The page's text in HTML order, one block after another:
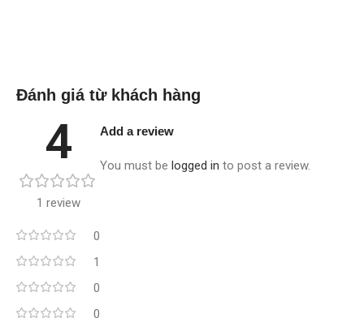
Đánh giá từ khách hàng
4
1 review
0
1
0
0
Add a review
You must be logged in to post a review.